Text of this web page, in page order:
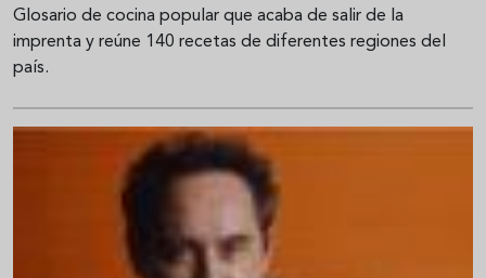
Glosario de cocina popular que acaba de salir de la
imprenta y reúne 140 recetas de diferentes regiones del
país.